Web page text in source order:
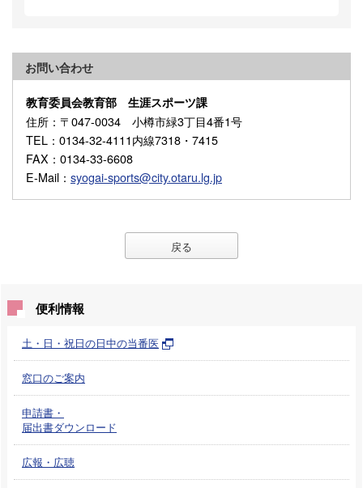
お問い合わせ
教育委員会教育部 生涯スポーツ課
住所 ：〒047-0034 小樽市緑3丁目4番1号
TEL ：0134-32-4111内線7318・7415
FAX ：0134-33-6608
E-Mail ： syogai-sports@city.otaru.lg.jp
戻る
便利情報
土・日・祝日の日中の当番医
窓口のご案内
申請書・
届出書ダウンロード
広報・広聴